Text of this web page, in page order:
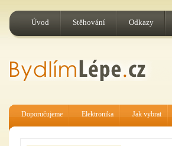
Úvod Stěhování Odkazy
Doporučujeme Elektronika Jak vybrat